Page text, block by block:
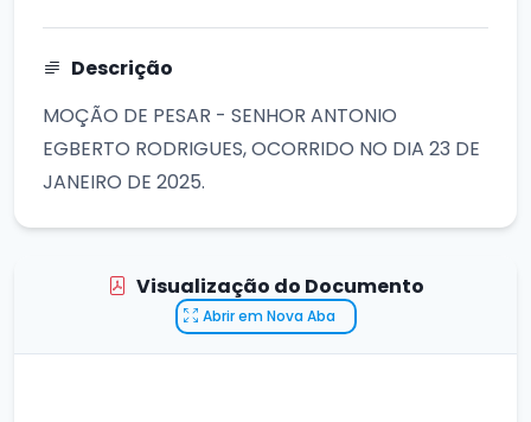
Descrição
MOÇÃO DE PESAR - SENHOR ANTONIO
EGBERTO RODRIGUES, OCORRIDO NO DIA 23 DE
JANEIRO DE 2025.
Visualização do Documento
Abrir em Nova Aba